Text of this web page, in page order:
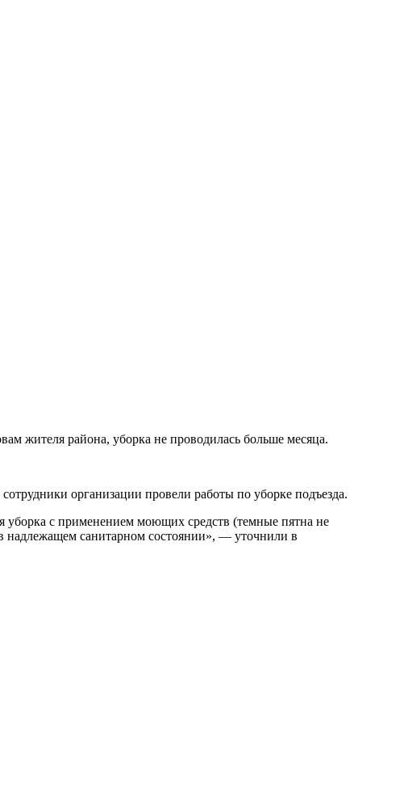
жителя района, уборка не проводилась больше месяца.
организации провели работы по уборке подъезда.
с применением моющих средств (темные пятна не
надлежащем санитарном состоянии», — уточнили в